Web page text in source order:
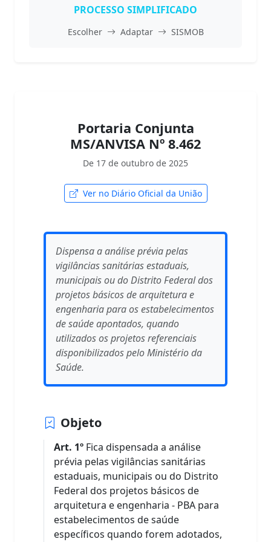
PROCESSO SIMPLIFICADO
Escolher Adaptar SISMOB
Portaria Conjunta
MS/ANVISA Nº 8.462
De 17 de outubro de 2025
Ver no Diário Oficial da União
Dispensa a análise prévia pelas
vigilâncias sanitárias estaduais,
municipais ou do Distrito Federal dos
projetos básicos de arquitetura e
engenharia para os estabelecimentos
de saúde apontados, quando
utilizados os projetos referenciais
disponibilizados pelo Ministério da
Saúde.
Objeto
Art. 1º Fica dispensada a análise
prévia pelas vigilâncias sanitárias
estaduais, municipais ou do Distrito
Federal dos projetos básicos de
arquitetura e engenharia - PBA para
estabelecimentos de saúde
específicos quando forem adotados,